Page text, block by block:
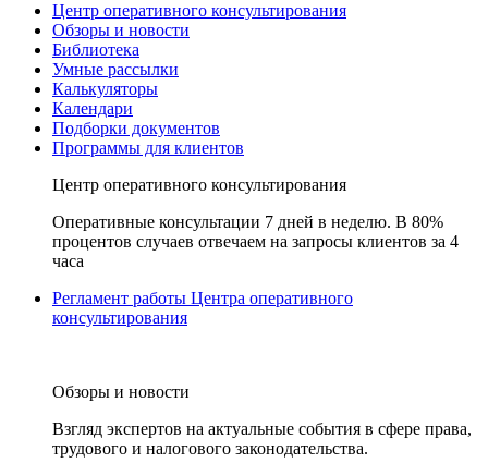
Центр оперативного консультирования
Обзоры и новости
Библиотека
Умные рассылки
Калькуляторы
Календари
Подборки документов
Программы для клиентов
Центр оперативного консультирования
Оперативные консультации 7 дней в неделю. В 80%
процентов случаев отвечаем на запросы клиентов за 4
часа
Регламент работы Центра оперативного
консультирования
Обзоры и новости
Взгляд экспертов на актуальные события в сфере права,
трудового и налогового законодательства.